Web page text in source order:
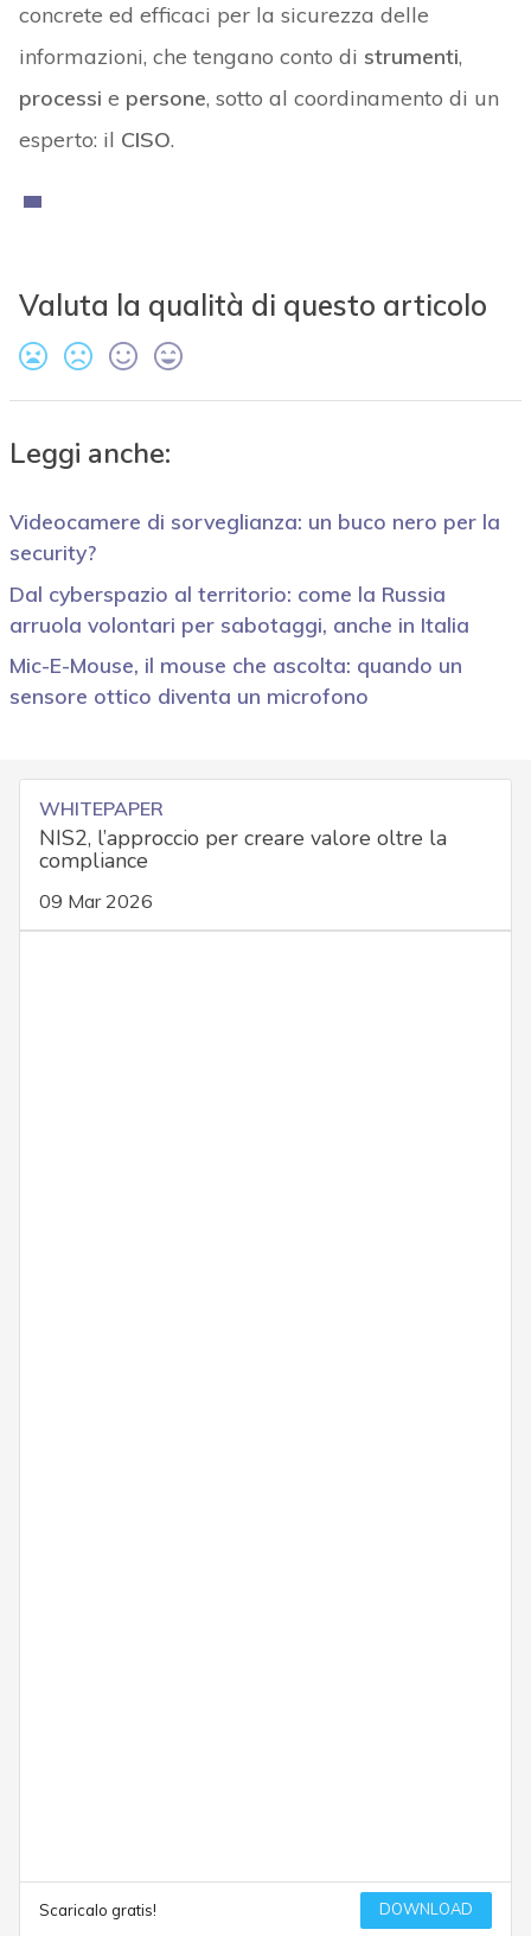
concrete ed efficaci per la sicurezza delle
informazioni, che tengano conto di strumenti,
processi e persone, sotto al coordinamento di un
esperto: il CISO.
Valuta la qualità di questo articolo
Leggi anche:
Videocamere di sorveglianza: un buco nero per la
security?
Dal cyberspazio al territorio: come la Russia
arruola volontari per sabotaggi, anche in Italia
Mic-E-Mouse, il mouse che ascolta: quando un
sensore ottico diventa un microfono
WHITEPAPER
NIS2, l’approccio per creare valore oltre la
compliance
09 Mar 2026
Scaricalo gratis! DOWNLOAD